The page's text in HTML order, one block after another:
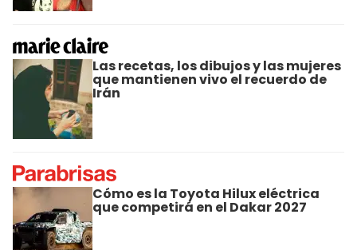
Las recetas, los dibujos y las mujeres
que mantienen vivo el recuerdo de
Irán
Cómo es la Toyota Hilux eléctrica
que competirá en el Dakar 2027